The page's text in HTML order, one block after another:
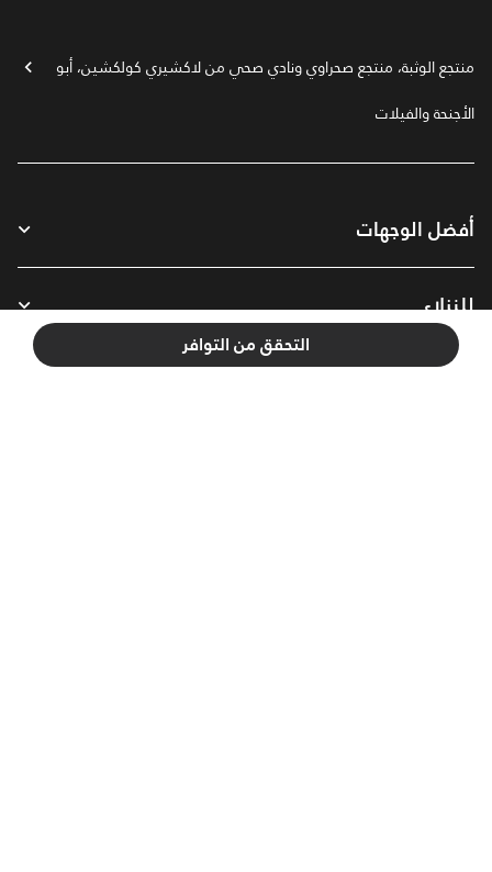
التحقق من التوافر
منتجع الوثبة، منتجع صحراوي ونادي صحي من لاكشيري كولكشين، أبو
الأجنحة والفيلات
أفضل الوجهات
للنزلاء